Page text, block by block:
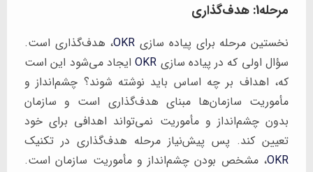
مرحله1: هدف‌گذاری
نخستین مرحله برای پیاده سازی OKR، هدف‌گذاری است.
سؤال اولی که در پیاده سازی OKRایجاد می‌شود این است
که، اهداف بر چه اساس باید نوشته شوند؟ چشم‌انداز و
مأموریت سازمان‌ها مبنای هدف‌گذاری است و سازمان
بدون چشم‌انداز و مأموریت نمی‌تواند اهدافی برای خود
تعیین کند. پس پیش‌نیاز مرحله هدف‌گذاری در تکنیک
OKR، مشخص بودن چشم‌انداز و مأموریت سازمان است.